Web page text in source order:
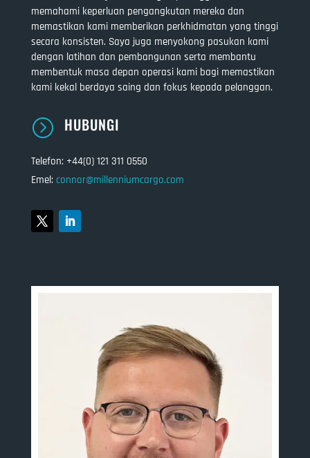
memahami keperluan pengangkutan mereka dan
memastikan kami memberikan perkhidmatan yang tinggi
secara konsisten. Saya juga menyokong pasukan kami
dengan latihan dan pembangunan serta membantu
membentuk masa depan operasi kami bagi memastikan
kami kekal berdaya saing dan fokus kepada pelanggan.
= HUBUNGI
Telefon: +44(0) 121 311 0550
Emel: connor@millenniumcargo.com